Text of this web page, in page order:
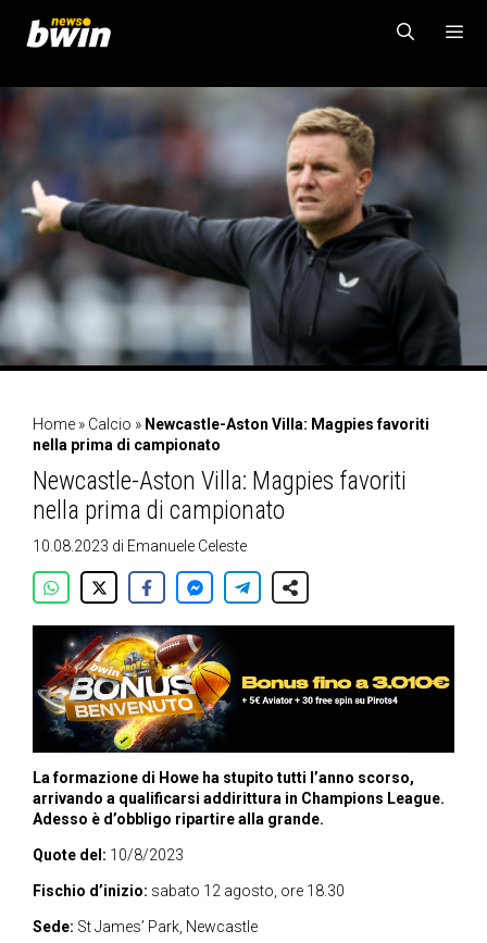
contenuto
MENU
Home » Calcio » Newcastle-Aston Villa: Magpies favoriti
nella prima di campionato
Newcastle-Aston Villa: Magpies favoriti
nella prima di campionato
10.08.2023 di Emanuele Celeste
La formazione di Howe ha stupito tutti l’anno scorso,
arrivando a qualificarsi addirittura in Champions League.
Adesso è d’obbligo ripartire alla grande.
Quote del: 10/8/2023
Fischio d’inizio: sabato 12 agosto, ore 18.30
Sede: St James’ Park, Newcastle